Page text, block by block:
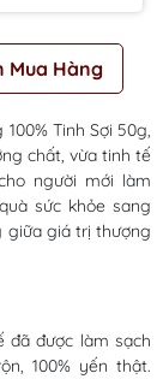
Mua Hàng
Tinh Sợi 50g,
chất, vừa tinh tế
người mới làm
sức khỏe sang
giữa giá trị thượng
đã được làm sạch
100% yến thật.